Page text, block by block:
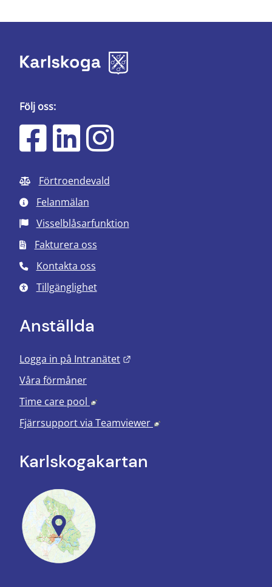
Följ oss:
Förtroendevald
Felanmälan
Visselblåsarfunktion
Fakturera oss
Kontakta oss
Tillgänglighet
Anställda
Logga in på Intranätet
Våra förmåner
Time care pool
Länk till annan webbplats, öppnas i
Fjärrsupport via Teamviewer Länk till annan
Karlskoga­kartan